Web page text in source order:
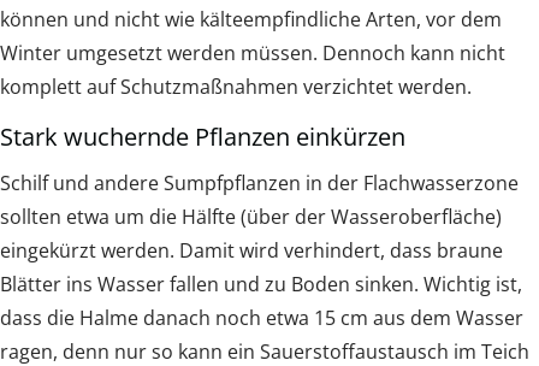
können und nicht wie kälteempfindliche Arten, vor dem
Winter umgesetzt werden müssen. Dennoch kann nicht
komplett auf Schutzmaßnahmen verzichtet werden.
Stark wuchernde Pflanzen einkürzen
Schilf und andere Sumpfpflanzen in der Flachwasserzone
sollten etwa um die Hälfte (über der Wasseroberfläche)
eingekürzt werden. Damit wird verhindert, dass braune
Blätter ins Wasser fallen und zu Boden sinken. Wichtig ist,
dass die Halme danach noch etwa 15 cm aus dem Wasser
ragen, denn nur so kann ein Sauerstoffaustausch im Teich